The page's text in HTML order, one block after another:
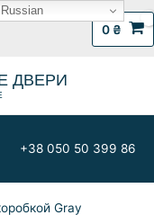
0 ₴
ДВЕРИ
+38 050 50 399 86
Gray
Russian